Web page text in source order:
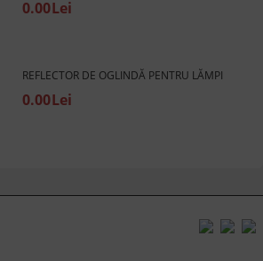
0.00Lei
REFLECTOR DE OGLINDĂ PENTRU LĂMPI
0.00Lei